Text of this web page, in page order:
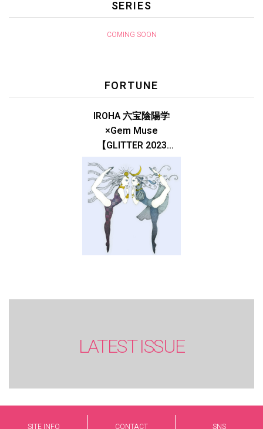
SERIES
COMING SOON
FORTUNE
IROHA 六宝陰陽学
×Gem Muse
【GLITTER 2023
SUMMER issue】
LATEST ISSUE
SITE INFO CONTACT SNS